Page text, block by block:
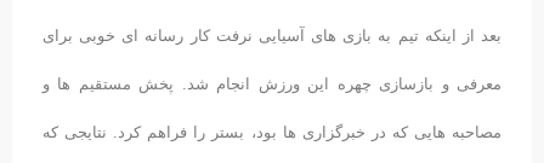
بعد از اینکه تیم به بازی های آسیایی نرفت کار رسانه ای خوبی برای
معرفی و بازسازی چهره این ورزش انجام شد. پخش مستقیم ها و
مصاحبه هایی که در خبرگزاری ها بود، بستر را فراهم کرد. نتایجی که